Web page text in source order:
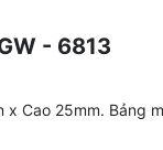
- 6813
Cao 25mm. Bảng